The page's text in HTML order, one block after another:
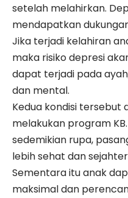
setelah melahirkan.
mendapatkan
Jika terjadi kelahiran
maka risiko depresi
dapat terjadi pada
dan mental.
Kedua kondisi tersebut
melakukan program
sedemikian rupa,
lebih sehat dan
Sementara itu anak
maksimal dan